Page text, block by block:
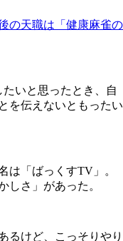
の天職は「健康麻雀の
たいと思ったとき、自
を伝えないともったい
「ばっくすTV」。
しさ」があった。
るけど、こっそりやり